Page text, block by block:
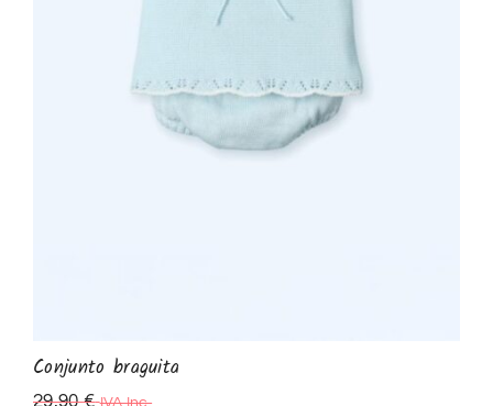
Conjunto braguita
29,90€ IVA Inc.